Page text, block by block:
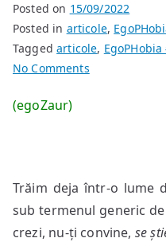
Posted on 15/09/2022
Posted in articole,
Taggedarticole,
No Commentson
(egoZaur)
Trăim deja într-o lume
sub termenul generic
crezi, nu-ți convine, se